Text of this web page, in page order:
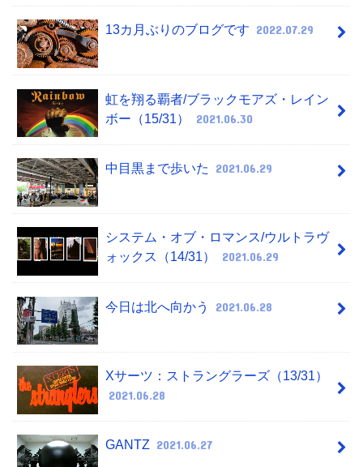
13カ月ぶりのブログです 2022.07.29
虹を翔る覇者/ブラックモアズ・レイン
ボー（15/31）
2021.06.30
中目黒まで歩いた 2021.06.29
システム・オブ・ロマンス/ウルトラヴ
ォックス（14/31）
2021.06.29
今日は北へ向かう 2021.06.28
Xサーツ：ストラングラーズ（13/31）
2021.06.28
GANTZ 2021.06.27